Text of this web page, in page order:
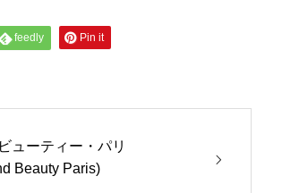
feedly Pin it
ューティー・パリ
Beauty Paris)